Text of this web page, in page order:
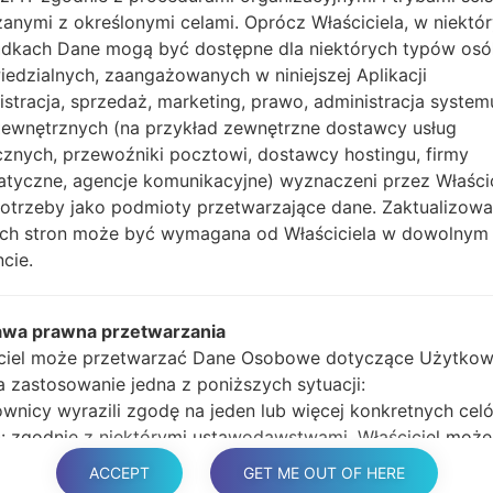
głośności i klawisz
Naciśnij i
głośności, następnie
Naciśnij i
głośności i klawisz
Podłącz kabel
przycisk Bixby i
Naciśnij i
głośności.
Na koniec naciśnij
ponownie i odłączy
z określonymi celami. Oprócz Właściciela, w
Dane mogą być dostępne dla niektórych typów
zaangażowanych w niniejszej Aplikacji
sprzedaż, marketing, prawo, administracja
(na przykład zewnętrzne dostawcy usług
przewoźniki pocztowi, dostawcy hostingu, firmy
agencje komunikacyjne) wyznaczeni przez
jako podmioty przetwarzające dane.
stron może być wymagana od Właściciela w dowolnym
prawna przetwarzania
może przetwarzać Dane Osobowe dotyczące
zastosowanie jedna z poniższych sytuacji:
wyrazili zgodę na jeden lub więcej konkretnych
zgodnie z niektórymi ustawodawstwami, Właściciel
na przetwarzanie danych osobowych, dopóki Użytkownik
ACCEPT GET ME OUT OF HERE